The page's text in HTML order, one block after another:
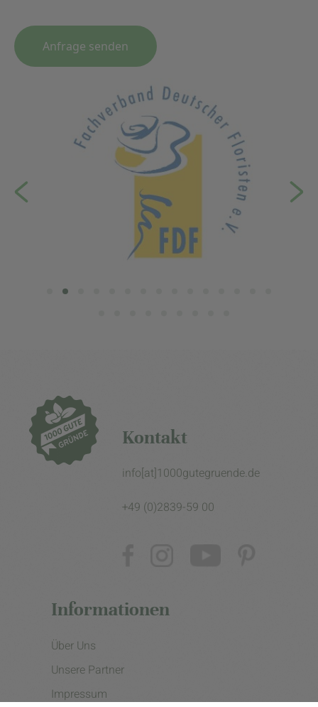
Anfrage senden
Kontakt
info[at]1000gutegruende.de
+49 (0)2839-59 00
Informationen
Über Uns
Unsere Partner
Impressum